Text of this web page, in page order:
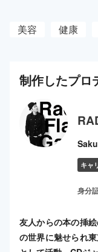
美容 健康
制作したプロ
キャ
身分
友人からの本の挿
の世界に魅せられ